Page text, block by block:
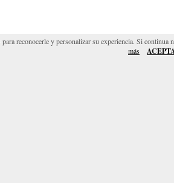
reconocerle y personalizar su experiencia. Si continua
más